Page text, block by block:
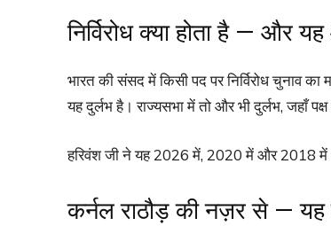
निर्विरोध क्या होता है — और
भारत की संसद में किसी पद पर निर्विरोध चुनाव
यह दुर्लभ है। राज्यसभा में तो और भी दुर्लभ, जहाँ
हरिवंश जी ने यह 2026 में, 2020 में और 2018 में
कर्नल राठौड़ की नज़र से — यह